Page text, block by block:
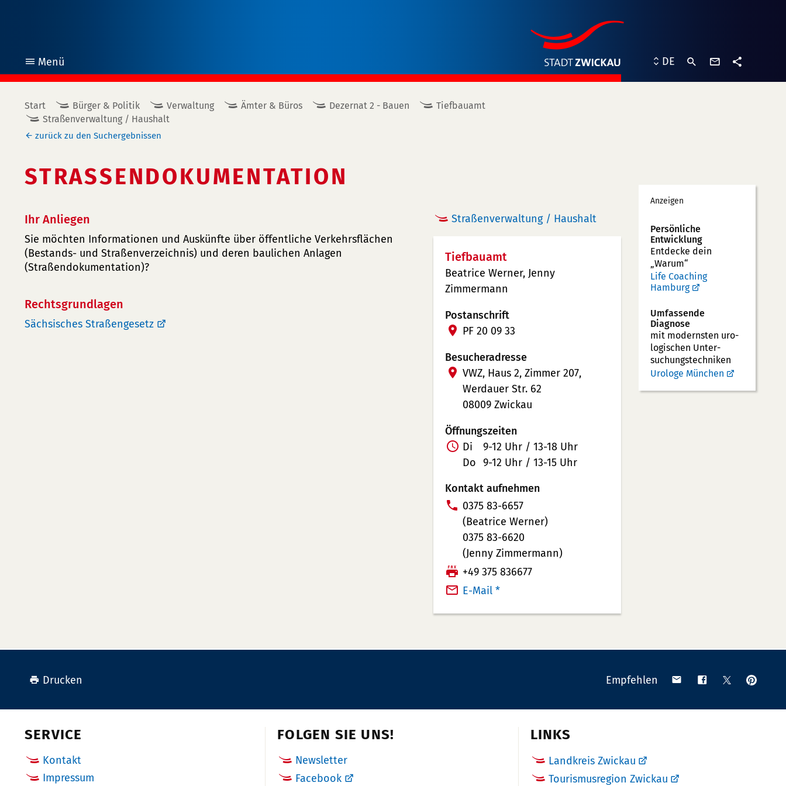
Menü
öffnen
DE
Start Bürger & Politik Verwaltung Ämter & Büros Dezernat 2 - Bauen
Tiefbauamt
Straßenverwaltung / Haushalt
zurück zu den Suchergebnissen
STRASSENDOKUMENTATION
Ihr Anliegen
Sie möchten Informationen und Auskünfte über öffentliche Verkehrsflächen
(Bestands- und Straßenverzeichnis) und deren baulichen Anlagen
(Straßendokumentation)?
Rechtsgrundlagen
Sächsisches Straßengesetz
Straßenverwaltung / Haushalt
Tiefbauamt
Beatrice Werner, Jenny
Zimmermann
Postanschrift
PF 20 09 33
Besucheradresse
VWZ, Haus 2, Zimmer 207,
Werdauer Str. 62
08009 Zwickau
Öffnungszeiten
Di
9-12 Uhr / 13-18 Uhr
Do 9-12 Uhr / 13-15 Uhr
Kontakt aufnehmen
T
e
l
e
f
o
n
m
0375 83-6657
(Beatrice Werner)
0375 83-6620
(Jenny Zimmermann)
F
a
+49 375 836677
E-Mail *
Werbung
Anzeigen
Persönliche
Entwicklung
Entdecke dein
„Warum“
Life Coaching
Hamburg
Umfassende
Diagnose
mit modernsten uro­
logischen Unter­
suchungs­techniken
Urologe München
Drucken Empfehlen
Teilen Teilen Teilen
SERVICE
Kontakt
Impressum
FOLGEN SIE UNS!
Newsletter
Facebook
LINKS
Landkreis Zwickau
Tourismusregion Zwickau